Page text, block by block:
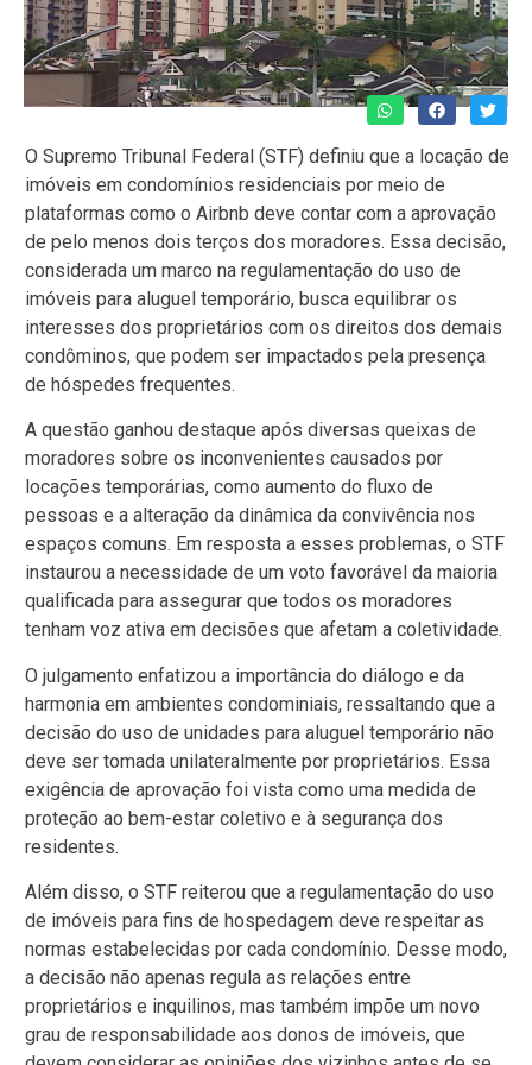
O Supremo Tribunal Federal (STF) definiu que a locação de
imóveis em condomínios residenciais por meio de
plataformas como o Airbnb deve contar com a aprovação
de pelo menos dois terços dos moradores. Essa decisão,
considerada um marco na regulamentação do uso de
imóveis para aluguel temporário, busca equilibrar os
interesses dos proprietários com os direitos dos demais
condôminos, que podem ser impactados pela presença
de hóspedes frequentes.
A questão ganhou destaque após diversas queixas de
moradores sobre os inconvenientes causados por
locações temporárias, como aumento do fluxo de
pessoas e a alteração da dinâmica da convivência nos
espaços comuns. Em resposta a esses problemas, o STF
instaurou a necessidade de um voto favorável da maioria
qualificada para assegurar que todos os moradores
tenham voz ativa em decisões que afetam a coletividade.
O julgamento enfatizou a importância do diálogo e da
harmonia em ambientes condominiais, ressaltando que a
decisão do uso de unidades para aluguel temporário não
deve ser tomada unilateralmente por proprietários. Essa
exigência de aprovação foi vista como uma medida de
proteção ao bem-estar coletivo e à segurança dos
residentes.
Além disso, o STF reiterou que a regulamentação do uso
de imóveis para fins de hospedagem deve respeitar as
normas estabelecidas por cada condomínio. Desse modo,
a decisão não apenas regula as relações entre
proprietários e inquilinos, mas também impõe um novo
grau de responsabilidade aos donos de imóveis, que